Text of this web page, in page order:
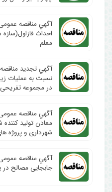
آگهي مناقصه
احداث
معلم
آگهي تجدید
نسبت به عملیات
در مجموعه
آگهي مناقصه
معادن تولید
شهرداری و پروژه
آگهي مناقصه
جابجایی مصالح در